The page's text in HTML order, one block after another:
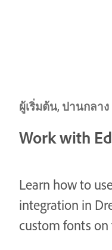
ผู้เริ่มต้น, ปานกลาง
Work with
Learn how to
integration in
custom fonts on